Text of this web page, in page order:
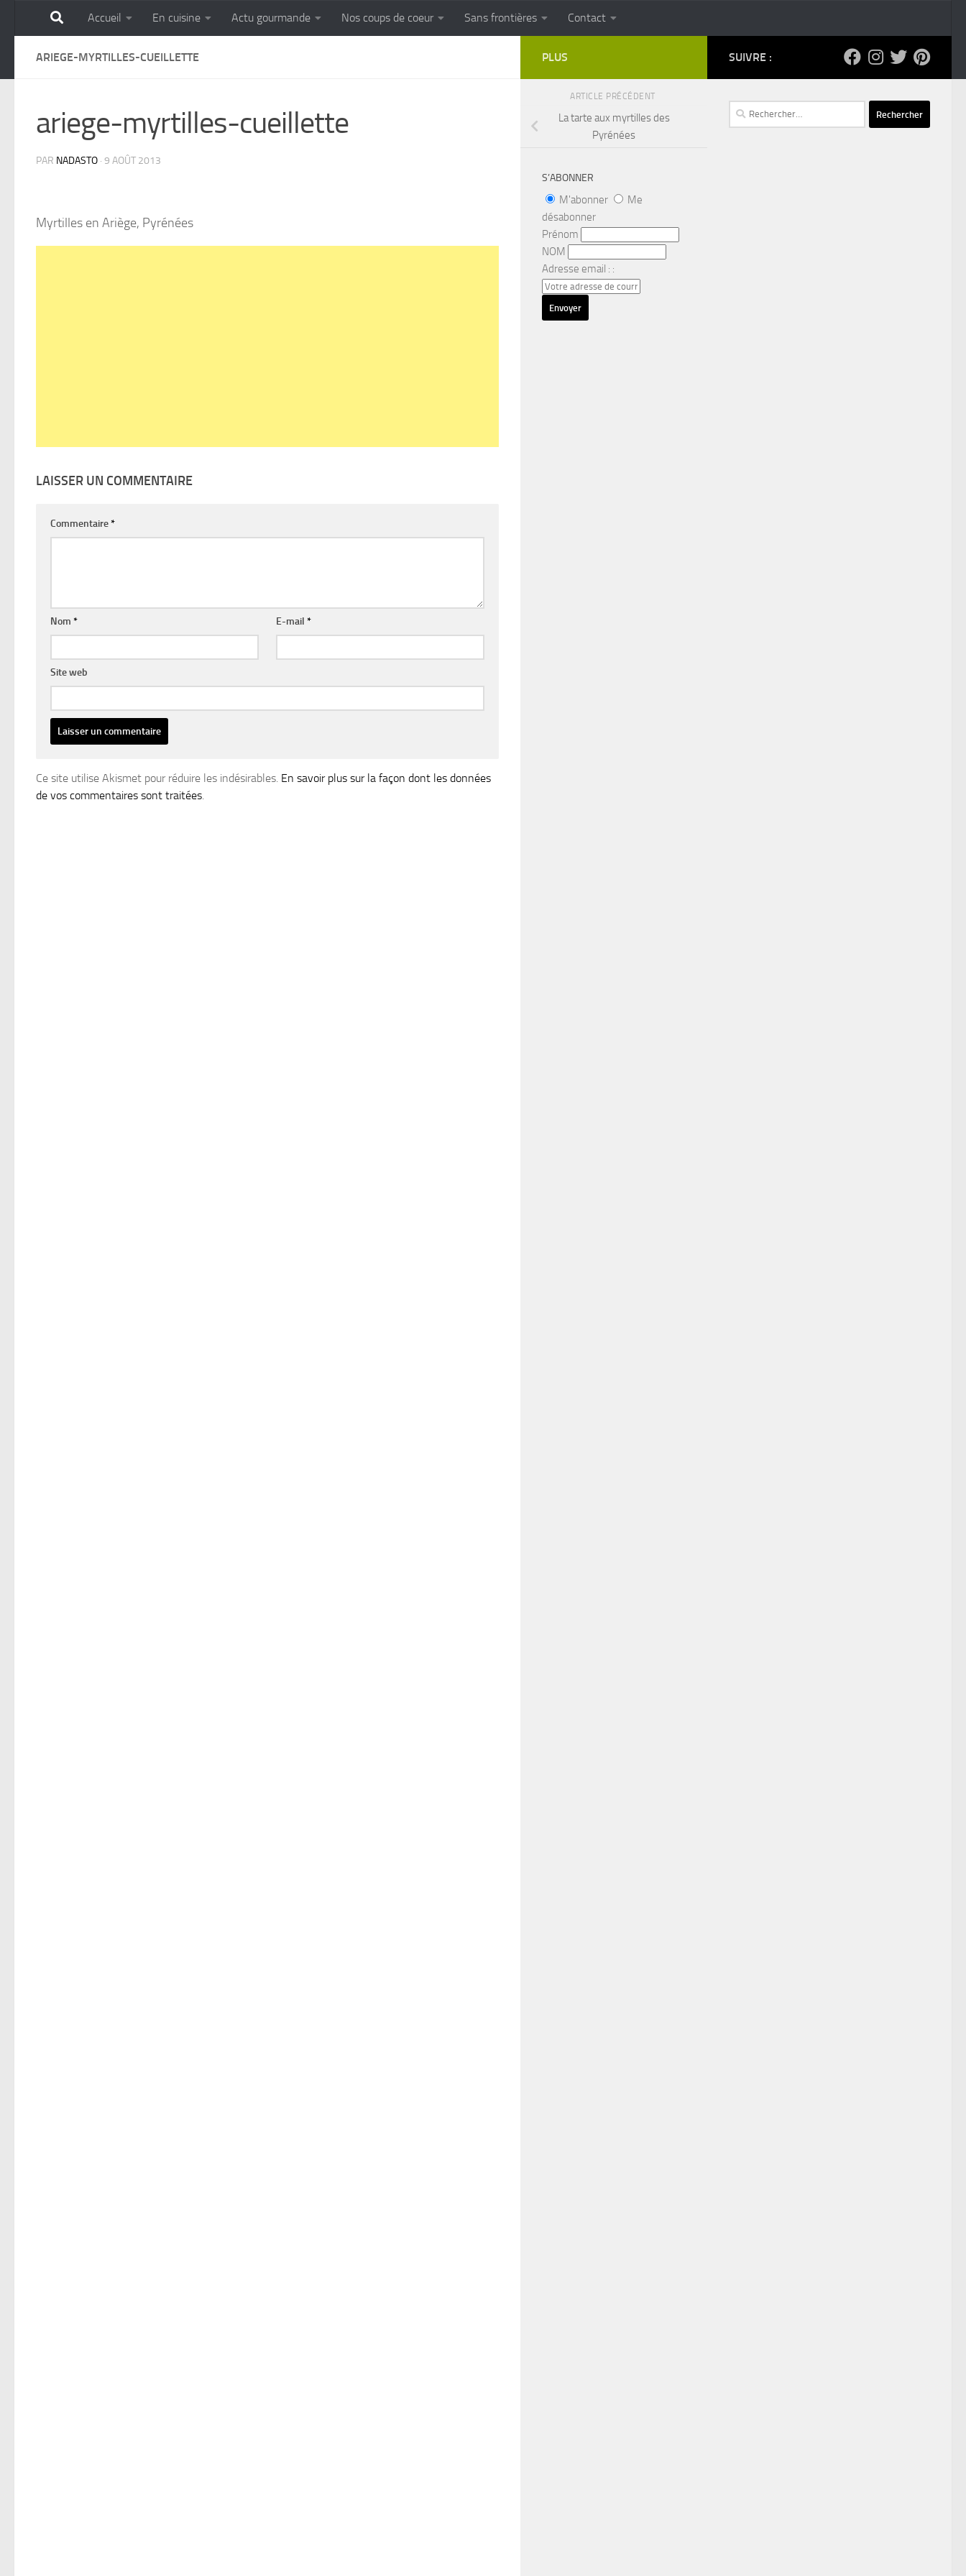
Skip to content
GOURMANDISE SANS FRONTIERES Cuisine populaire des terroirs
Accueil En cuisine Actu gourmande Nos coups de coeur Sans frontières Contact
ARIEGE-MYRTILLES-CUEILLETTE
ariege-myrtilles-cueillette
PAR NADASTO · 9 AOÛT 2013
Myrtilles en Ariège, Pyrénées
LAISSER UN COMMENTAIRE
Commentaire*
Nom * E-mail*
Site web
Ce site utilise Akismet pour réduire les indésirables. En savoir plus sur la façon dont les données
de vos commentaires sont traitées.
SUIVRE :
Rechercher :
PLUS
ARTICLE PRÉCÉDENT
La tarte aux myrtilles des
Pyrénées
S’ABONNER
M'abonner
Me
désabonner
Prénom
NOM
Adresse email : :